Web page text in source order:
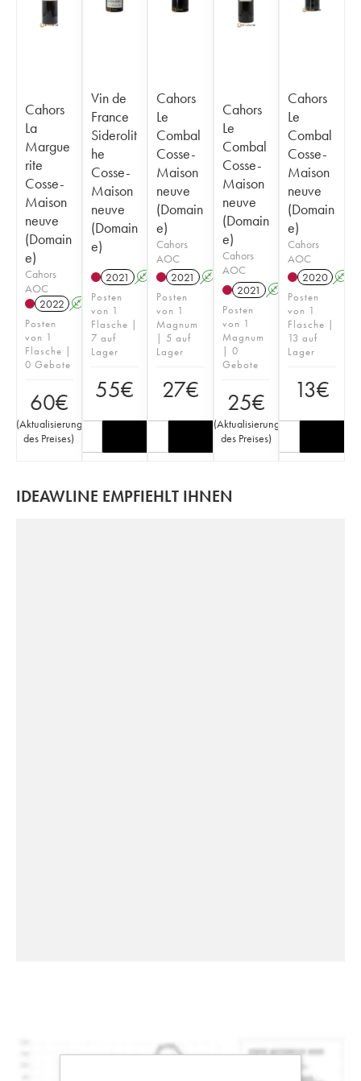
Cahors
La
Margue
rite
Cosse-
Maison
neuve
(Domain
e)
Cahors
AOC
2022 A
Posten
von 1
Flasche |
0 Gebote
60€
(Aktualisierung
des Preises)
Vin de
France
Siderolit
he
Cosse-
Maison
neuve
(Domain
e)
2021 A
Posten
von 1
Flasche |
7 auf
Lager
55€
Cahors
Le
Combal
Cosse-
Maison
neuve
(Domain
e)
Cahors
AOC
2021
A
Posten
von 1
Magnum
| 5 auf
Lager
27€
Cahors
Le
Combal
Cosse-
Maison
neuve
(Domain
e)
Cahors
AOC
2021 A
Posten
von 1
Magnum
| 0
Gebote
25€
(Aktualisierung
des Preises)
Cahors
Le
Combal
Cosse-
Maison
neuve
(Domain
e)
Cahors
AOC
2020 A
Posten
von 1
Flasche |
13 auf
Lager
13€
IDEAWLINE EMPFIEHLT IHNEN